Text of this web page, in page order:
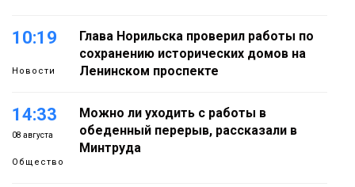
10:19
Новости
Глава Норильска проверил работы по
сохранению исторических домов на
Ленинском проспекте
14:33
08 августа
Общество
Можно ли уходить с работы в
обеденный перерыв, рассказали в
Минтруда